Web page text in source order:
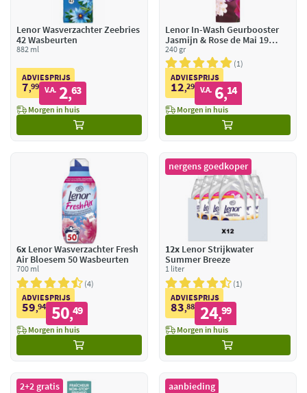
Lenor Wasverzachter Zeebries
42 Wasbeurten
882 ml
ADVIESPRIJS
7,99 V.A. 2,63
Morgen in huis
Lenor In-Wash Geurbooster
Jasmijn & Rose de Mai 19
wasbeurten
240 gr
1
ADVIESPRIJS
12,29 V.A. 6,14
Morgen in huis
6x Lenor Wasverzachter Fresh
Air Bloesem 50 Wasbeurten
700 ml
4
ADVIESPRIJS
59,94 50,49
Morgen in huis
nergens goedkoper
12xLenor Strijkwater
Summer Breeze
1 liter
1
ADVIESPRIJS
83,88 24,99
Morgen in huis
2+2 gratis aanbieding